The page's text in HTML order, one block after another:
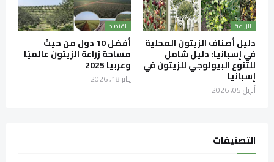
الزراعة
دليل أصناف الزيتون المحلية
في إسبانيا: دليل شامل
للتنوع البيولوجي للزيتون في
إسبانيا
أبريل 05, 2026
اقتصاد
أفضل 10 دول من حيث
مساحة زراعة الزيتون عالميًا
وعربيا 2025
يناير 18, 2026
التصنيفات